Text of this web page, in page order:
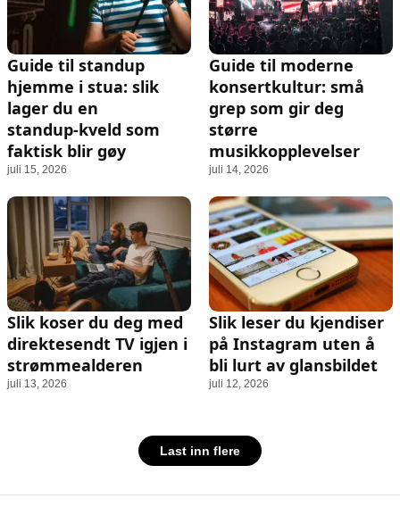
Guide til standup
hjemme i stua: slik
lager du en
standup‑kveld som
faktisk blir gøy
juli 15, 2026
Guide til moderne
konsertkultur: små
grep som gir deg
større
musikkopplevelser
juli 14, 2026
Slik koser du deg med
direktesendt TV igjen i
strømmealderen
juli 13, 2026
Slik leser du kjendiser
på Instagram uten å
bli lurt av glansbildet
juli 12, 2026
Last inn flere